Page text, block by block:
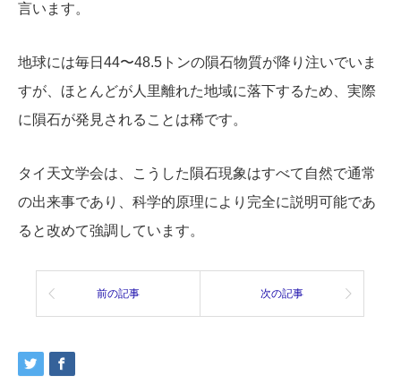
言います。
地球には毎日44〜48.5トンの隕石物質が降り注いでいま
すが、ほとんどが人里離れた地域に落下するため、実際
に隕石が発見されることは稀です。
タイ天文学会は、こうした隕石現象はすべて自然で通常
の出来事であり、科学的原理により完全に説明可能であ
ると改めて強調しています。
前の記事 次の記事